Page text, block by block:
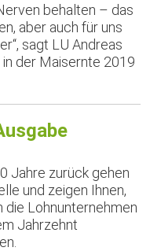
behalten – das
aber auch für uns
sagt LU Andreas
in der Maisernte 2019
Jahre zurück gehen
und zeigen Ihnen,
Lohnunternehmen
Jahrzehnt